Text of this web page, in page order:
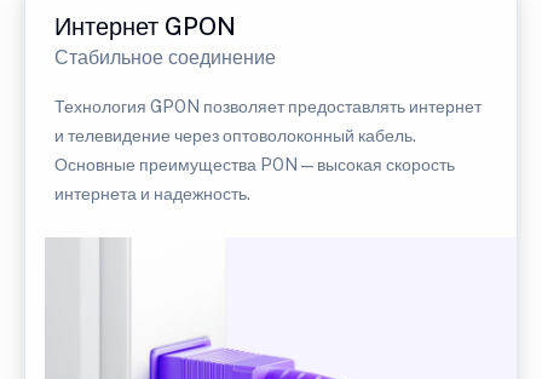
Интернет GPON
Стабильное соединение
Технология GPON позволяет предоставлять интернет
и телевидение через оптоволоконный кабель.
Основные преимущества PON — высокая скорость
интернета и надежность.